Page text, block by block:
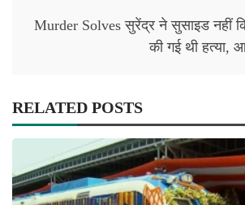
Murder Solves सुरेंद्र ने सुसाइड नहीं
की गई थी हत्या,
RELATED POSTS